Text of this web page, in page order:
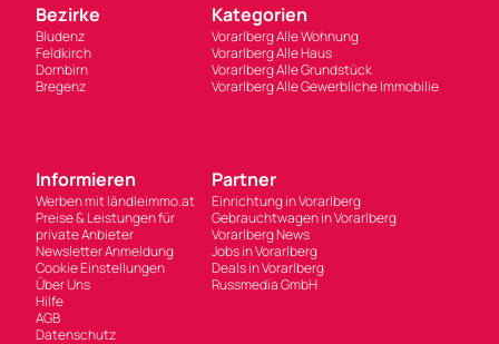
Bezirke
Bludenz
Feldkirch
Dornbirn
Bregenz
Kategorien
Vorarlberg Alle Wohnung
Vorarlberg Alle Haus
Vorarlberg Alle Grundstück
Vorarlberg Alle Gewerbliche Immobilie
Informieren
Werben mit ländleimmo.at
Preise & Leistungen für
private Anbieter
Newsletter Anmeldung
Cookie Einstellungen
Über Uns
Hilfe
AGB
Datenschutz
Partner
Einrichtung in Vorarlberg
Gebrauchtwagen in Vorarlberg
Vorarlberg News
Jobs in Vorarlberg
Deals in Vorarlberg
Russmedia GmbH